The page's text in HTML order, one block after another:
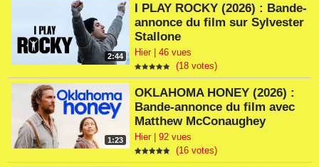
2:44
I PLAY ROCKY (2026) : Bande-
annonce du film sur Sylvester
Stallone
Hier | 46 vues
(18 votes)
1:23
OKLAHOMA HONEY (2026) :
Bande-annonce du film avec
Matthew McConaughey
Hier | 92 vues
(16 votes)